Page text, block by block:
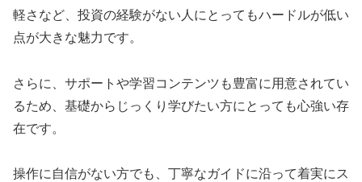
軽さなど、投資の経験がない人にとってもハードルが低い
点が大きな魅力です。
さらに、サポートや学習コンテンツも豊富に用意されてい
るため、基礎からじっくり学びたい方にとっても心強い存
在です。
操作に自信がない方でも、丁寧なガイドに沿って着実にス